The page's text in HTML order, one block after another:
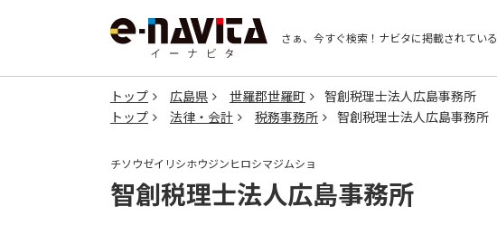
さぁ、今すぐ検索！ ナビタに掲載されている
トップ 広島県 世羅郡世羅町
智創税理士法人広島事務所
トップ
法律・会計 税務事務所 智創税理士法人広島事務所
チソウゼイリシホウジンヒロシマジムショ
智創税理士法人広島事務所